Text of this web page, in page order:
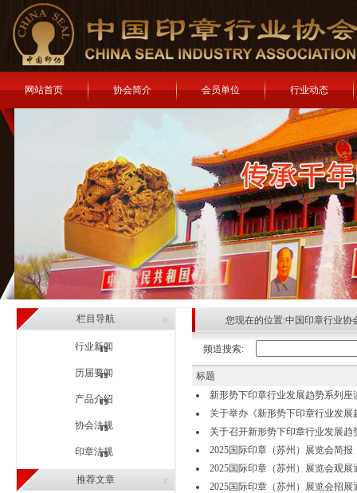
网站首页 协会简介 会员单位 行业动态
栏目导航
行业新闻
历届要闻
产品介绍
协会法规
印章法规
推荐文章
您现在的位置:中国印章行业协
频道搜索:
标题
新形势下印章行业发展趋势系列座
关于举办《新形势下印章行业发
关于召开新形势下印章行业发展
2025国际印章（苏州）展览会简报
2025国际印章（苏州）展览会观展
2025国际印章（苏州）展览会招展